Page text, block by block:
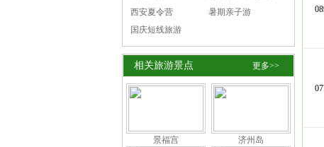
西安夏令营
暑期亲子游
国庆短线旅游
更多>>
相关旅游景点
景福宫 济州岛